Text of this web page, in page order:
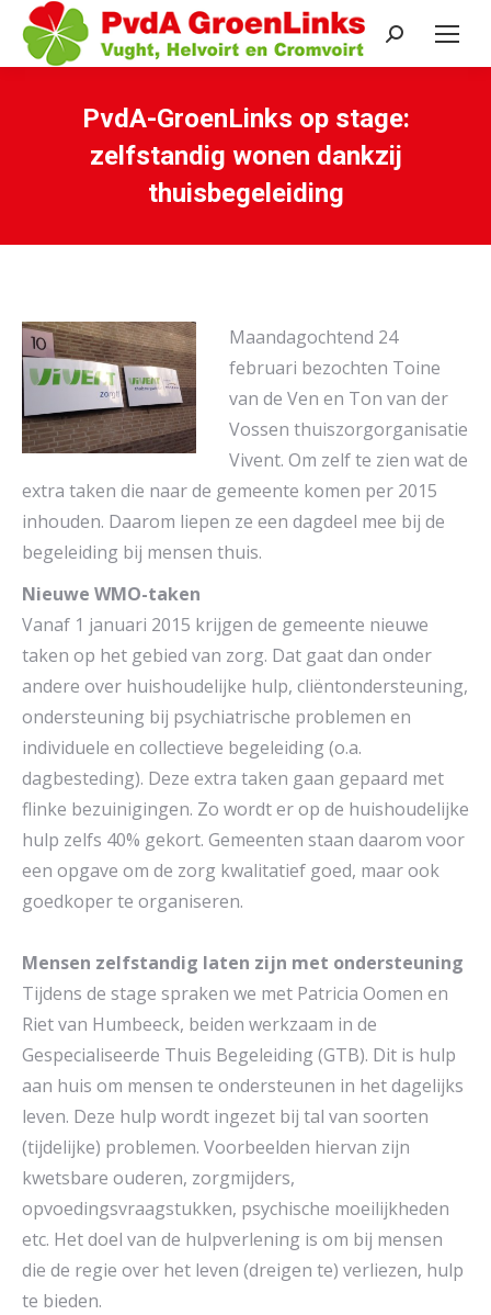
Search:
PvdA-GroenLinks op stage:
zelfstandig wonen dankzij
thuisbegeleiding
Maandagochtend 24
februari bezochten Toine
van de Ven en Ton van der
Vossen thuiszorgorganisatie
Vivent. Om zelf te zien wat de
extra taken die naar de gemeente komen per 2015
inhouden. Daarom liepen ze een dagdeel mee bij de
begeleiding bij mensen thuis.
Nieuwe WMO-taken
Vanaf 1 januari 2015 krijgen de gemeente nieuwe
taken op het gebied van zorg. Dat gaat dan onder
andere over huishoudelijke hulp, cliëntondersteuning,
ondersteuning bij psychiatrische problemen en
individuele en collectieve begeleiding (o.a.
dagbesteding). Deze extra taken gaan gepaard met
flinke bezuinigingen. Zo wordt er op de huishoudelijke
hulp zelfs 40% gekort. Gemeenten staan daarom voor
een opgave om de zorg kwalitatief goed, maar ook
goedkoper te organiseren.
Mensen zelfstandig laten zijn met ondersteuning
Tijdens de stage spraken we met Patricia Oomen en
Riet van Humbeeck, beiden werkzaam in de
Gespecialiseerde Thuis Begeleiding (GTB). Dit is hulp
aan huis om mensen te ondersteunen in het dagelijks
leven. Deze hulp wordt ingezet bij tal van soorten
(tijdelijke) problemen. Voorbeelden hiervan zijn
kwetsbare ouderen, zorgmijders,
opvoedingsvraagstukken, psychische moeilijkheden
etc. Het doel van de hulpverlening is om bij mensen
die de regie over het leven (dreigen te) verliezen, hulp
te bieden.